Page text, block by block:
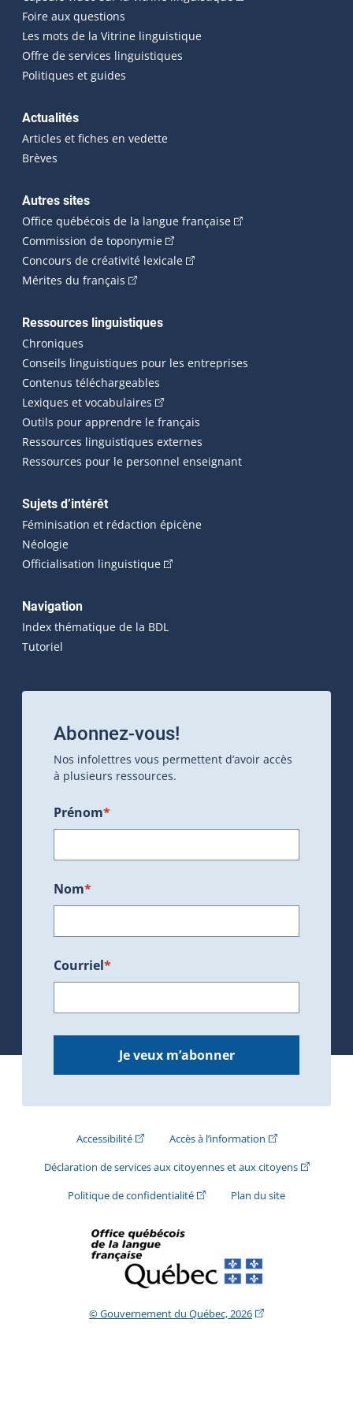
Foire aux questions
Les mots de la Vitrine linguistique
Offre de services linguistiques
Politiques et guides
Actualités
Articles et fiches en vedette
Brèves
Autres sites
Office québécois de la langue française(Cet hyperlien
Commission de toponymie(Cet hyperlien externe s'ouvrira
Concours de créativité lexicale(Cet hyperlien externe
Mérites du français (Cet hyperlien externe s'ouvrira dans une
Ressources linguistiques
Chroniques
Conseils linguistiques pour les entreprises
Contenus téléchargeables
Lexiques et vocabulaires (Cet hyperlien externe s'ouvrira
Outils pour apprendre le français
Ressources linguistiques externes
Ressources pour le personnel enseignant
Sujets d’intérêt
Féminisation et rédaction épicène
Néologie
Officialisation linguistique(Cet hyperlien externe s'ouvrira
Navigation
Index thématique de la BDL
Tutoriel
Abonnez-vous!
Nos infolettres vous permettent d’avoir accès
à plusieurs ressources.
Prénom*
Nom*
Courriel*
Je veux m’abonner
Accessibilité(Cet hyperlien externe s'ouvrira dans une
Accès à l’information(Cet hyperlien
Déclaration de services aux citoyennes et aux citoyens(Cet
Politique de confidentialité(Cet hyperlien externe s'ouvrira
Plan du site
© Gouvernement du Québec, 2026(Cet hyperlien